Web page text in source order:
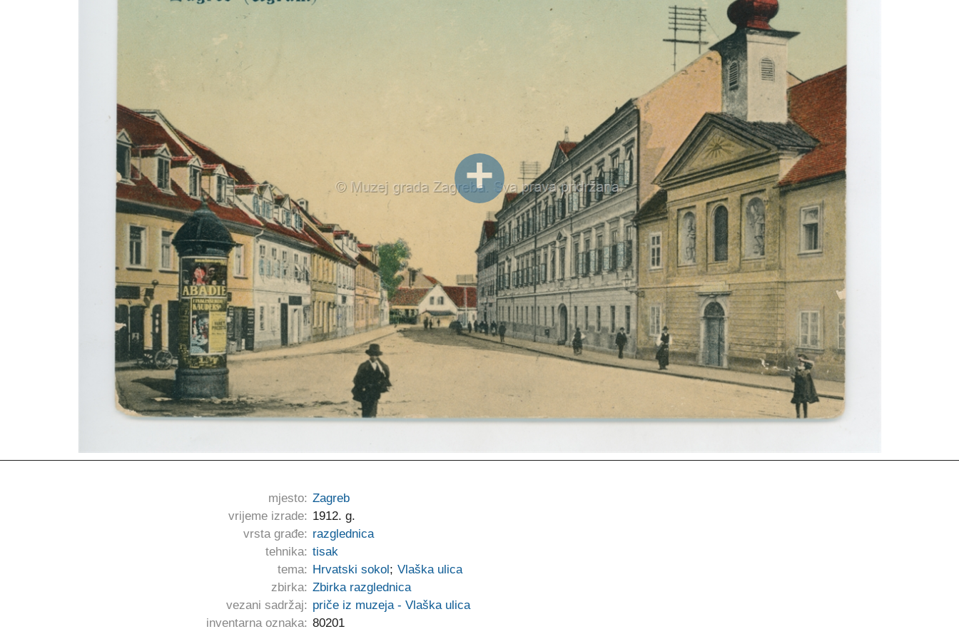
mjesto: Zagreb
vrijeme izrade: 1912. g.
vrsta građe: razglednica
tehnika: tisak
tema: Hrvatski sokol; Vlaška ulica
zbirka: Zbirka razglednica
vezani sadržaj: priče iz muzeja - Vlaška ulica
inventarna oznaka: 80201